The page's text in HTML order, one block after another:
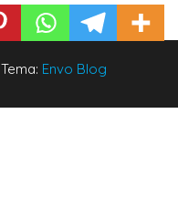
Tema: Envo Blog